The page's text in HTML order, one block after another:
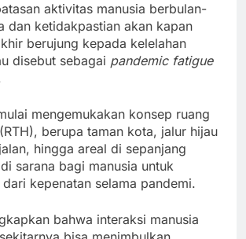
aktivitas manusia berbulan-
dan ketidakpastian akan kapan
berujung kepada kelelahan
disebut sebagai pandemic fatigue
mengemukakan konsep ruang
berupa taman kota, jalur hijau
hingga areal di sepanjang
sarana bagi manusia untuk
kepenatan selama pandemi.
bahwa interaksi manusia